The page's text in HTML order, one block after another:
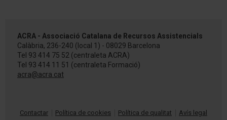
ACRA - Associació Catalana de Recursos Assistencials
Calàbria, 236-240 (local 1) - 08029 Barcelona
Tel 93 414 75 52 (centraleta ACRA)
Tel 93 414 11 51 (centraleta Formació)
acra@acra.cat
Contactar Política de cookies Política de qualitat
Avís legal